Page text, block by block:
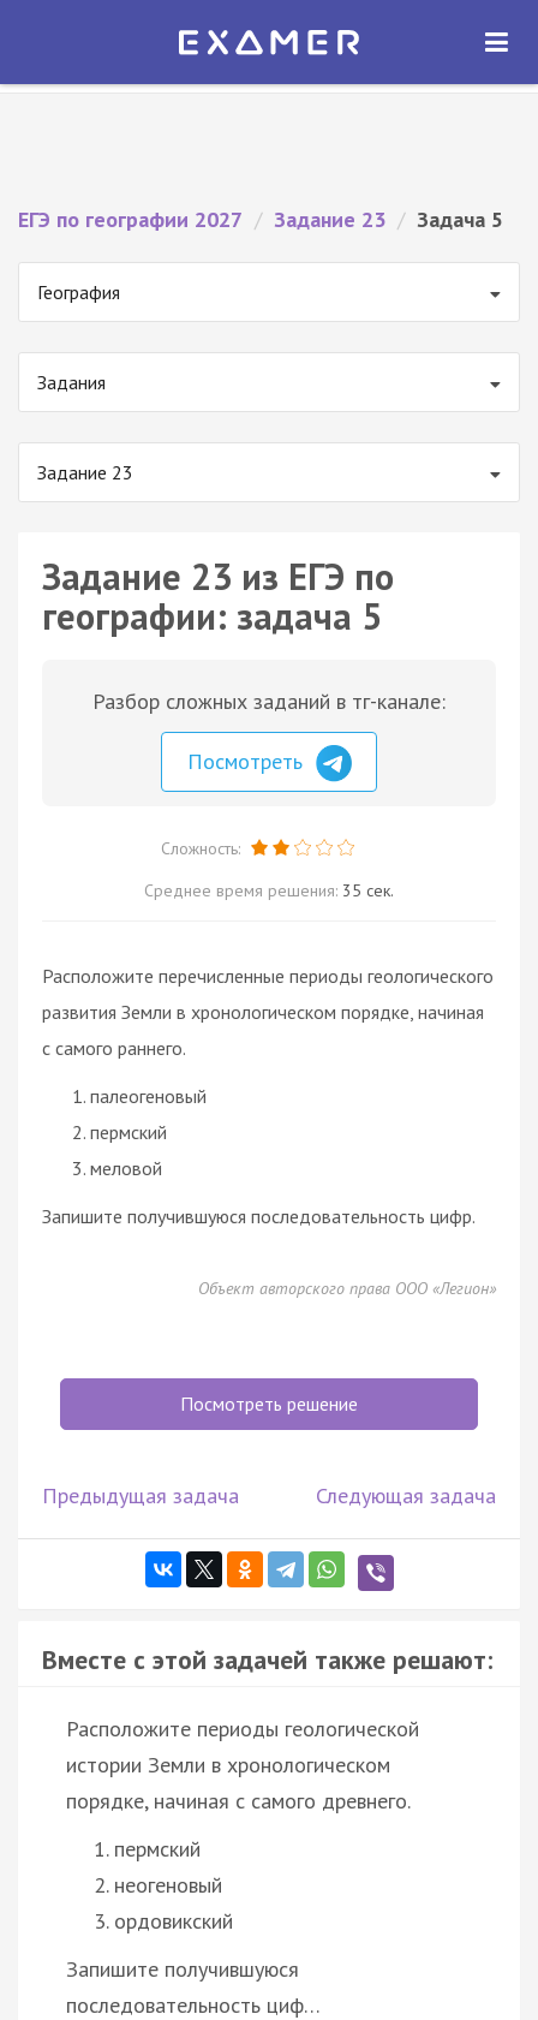
Экзамер — ЕГЭ 2027
ОТКРЫТЬ
ЕГЭ по географии 2027 / Задание 23 / Задача 5
География
Задания
Задание 23
Задание 23 из ЕГЭ по
географии: задача 5
Разбор сложных заданий в тг-канале:
Посмотреть
Сложность:
Среднее время решения: 35 сек.
Расположите перечисленные периоды геологического
развития Земли в хронологическом порядке, начиная
с самого раннего.
палеогеновый
пермский
меловой
Запишите получившуюся последовательность цифр.
Объект авторского права ООО «Легион»
Посмотреть решение
Предыдущая задача Следующая задача
Вместе с этой задачей также решают:
Расположите периоды геологической
истории Земли в хронологическом
порядке, начиная с самого древнего.
пермский
неогеновый
ордовикский
Запишите получившуюся
последовательность циф…